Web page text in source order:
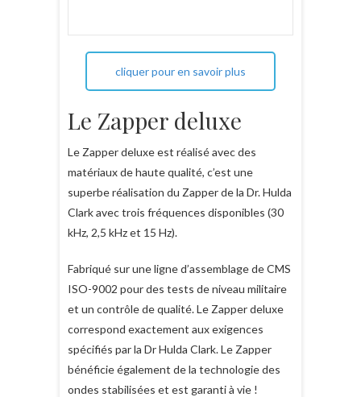
cliquer pour en savoir plus
Le Zapper deluxe
Le Zapper deluxe est réalisé avec des
matériaux de haute qualité, c’est une
superbe réalisation du Zapper de la Dr. Hulda
Clark avec trois fréquences disponibles (30
kHz, 2,5 kHz et 15 Hz).
Fabriqué sur une ligne d’assemblage de CMS
ISO-9002 pour des tests de niveau militaire
et un contrôle de qualité. Le Zapper deluxe
correspond exactement aux exigences
spécifiés par la Dr Hulda Clark. Le Zapper
bénéficie également de la technologie des
ondes stabilisées et est garanti à vie !